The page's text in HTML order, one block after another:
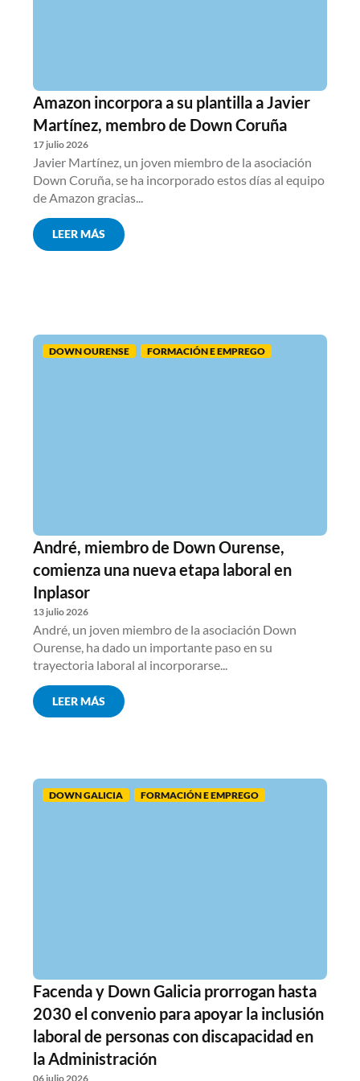
Amazon incorpora a su plantilla a Javier
Martínez, membro de Down Coruña
17 julio 2026
Javier Martínez, un joven miembro de la asociación
Down Coruña, se ha incorporado estos días al equipo
de Amazon gracias...
LEER MÁS
DOWN OURENSE FORMACIÓN E EMPREGO
André, miembro de Down Ourense,
comienza una nueva etapa laboral en
Inplasor
13 julio 2026
André, un joven miembro de la asociación Down
Ourense, ha dado un importante paso en su
trayectoria laboral al incorporarse...
LEER MÁS
DOWN GALICIA FORMACIÓN E EMPREGO
Facenda y Down Galicia prorrogan hasta
2030 el convenio para apoyar la inclusión
laboral de personas con discapacidad en
la Administración
06 julio 2026